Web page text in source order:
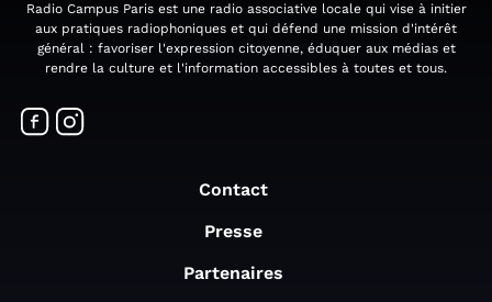
Radio Campus Paris est une radio associative locale qui vise à initier
aux pratiques radiophoniques et qui défend une mission d'intérêt
général : favoriser l'expression citoyenne, éduquer aux médias et
rendre la culture et l'information accessibles à toutes et tous.
Contact
Presse
Partenaires